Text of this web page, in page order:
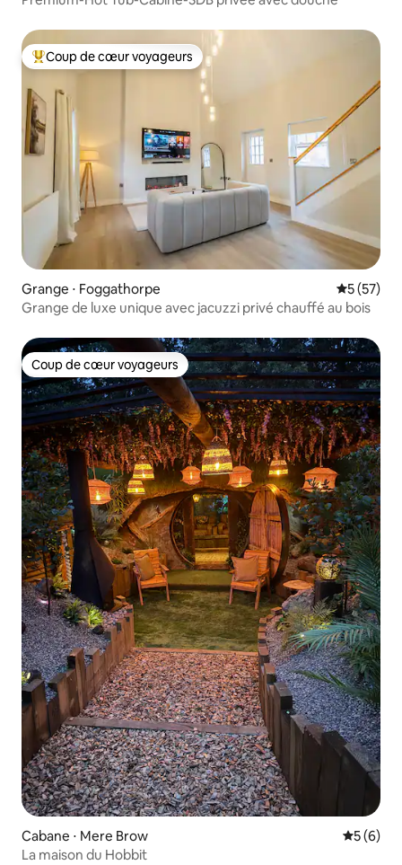
Coups de cœur voyageurs les plus appréciés
Coup de cœur voyageurs
Grange ⋅ Foggathorpe
5 (57)
Grange de luxe unique avec jacuzzi privé chauffé au bois
Coup de cœur voyageurs
Coup de cœur voyageurs
Cabane ⋅ Mere Brow
5 (6)
La maison du Hobbit